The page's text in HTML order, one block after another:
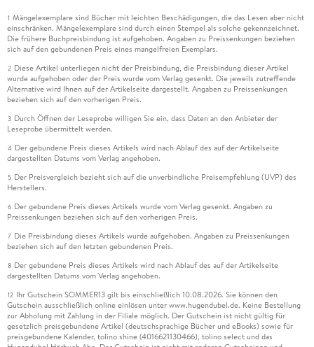
1 Mängelexemplare sind Bücher mit leichten Beschädigungen, die das Lesen aber nicht
einschränken. Mängelexemplare sind durch einen Stempel als solche gekennzeichnet.
Die frühere Buchpreisbindung ist aufgehoben. Angaben zu Preissenkungen beziehen
sich auf den gebundenen Preis eines mangelfreien Exemplars.
2 Diese Artikel unterliegen nicht der Preisbindung, die Preisbindung dieser Artikel
wurde aufgehoben oder der Preis wurde vom Verlag gesenkt. Die jeweils zutreffende
Alternative wird Ihnen auf der Artikelseite dargestellt. Angaben zu Preissenkungen
beziehen sich auf den vorherigen Preis.
3 Durch Öffnen der Leseprobe willigen Sie ein, dass Daten an den Anbieter der
Leseprobe übermittelt werden.
4 Der gebundene Preis dieses Artikels wird nach Ablauf des auf der Artikelseite
dargestellten Datums vom Verlag angehoben.
5 Der Preisvergleich bezieht sich auf die unverbindliche Preisempfehlung (UVP) des
Herstellers.
6 Der gebundene Preis dieses Artikels wurde vom Verlag gesenkt. Angaben zu
Preissenkungen beziehen sich auf den vorherigen Preis.
7 Die Preisbindung dieses Artikels wurde aufgehoben. Angaben zu Preissenkungen
beziehen sich auf den letzten gebundenen Preis.
8 Der gebundene Preis dieses Artikels wird nach Ablauf des auf der Artikelseite
dargestellten Datums vom Verlag angehoben.
12 Ihr Gutschein SOMMER13 gilt bis einschließlich 10.08.2026. Sie können den
Gutschein ausschließlich online einlösen unter www.hugendubel.de. Keine Bestellung
zur Abholung mit Zahlung in der Filiale möglich. Der Gutschein ist nicht gültig für
gesetzlich preisgebundene Artikel (deutschsprachige Bücher und eBooks) sowie für
preisgebundene Kalender, tolino shine (4016621130466), tolino select und das